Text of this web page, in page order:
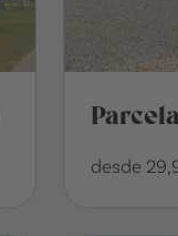
desde